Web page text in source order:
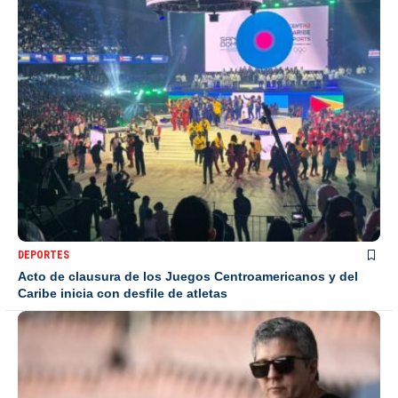
DEPORTES
Acto de clausura de los Juegos Centroamericanos y del
Caribe inicia con desfile de atletas